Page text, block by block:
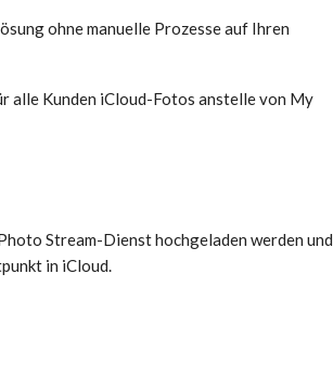
ohne manuelle Prozesse auf Ihren
alle Kunden iCloud-Fotos anstelle von My
Stream-Dienst hochgeladen werden und
in iCloud.